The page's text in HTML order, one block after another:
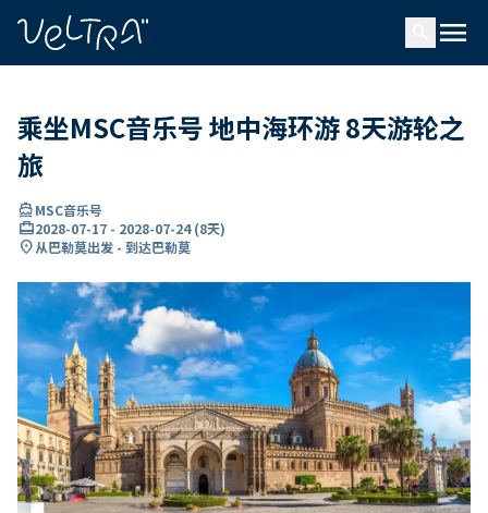
menu
乘坐MSC音乐号 地中海环游 8天游轮之
旅
directions_boatMSC音乐号
card_travel2028-07-17 - 2028-07-24(8天)
location_on从巴勒莫出发 - 到达巴勒莫